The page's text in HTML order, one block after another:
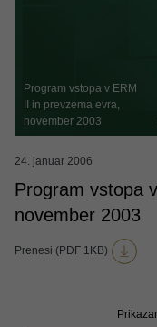
Program vstopa v ERM
II in prevzema evra,
november 2003
24. januar 2006
Program vstopa
november 2003
Prenesi (PDF 1KB)